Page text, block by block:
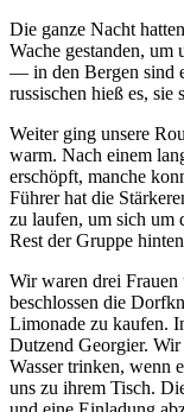
Die ganze Nacht
Wache gestanden, um
— in den Bergen sind
russischen hieß es, sie
Weiter ging unsere
warm. Nach einem
erschöpft, manche
Führer hat die
zu laufen, um sich um
Rest der Gruppe
Wir waren drei Frauen
beschlossen die
Limonade zu kaufen.
Dutzend Georgier. Wir
Wasser trinken, wenn
uns zu ihrem Tisch.